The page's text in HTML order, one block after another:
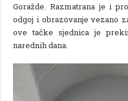
Goražde. Razmatrana je i
odgoj i obrazovanje vezano
ove tačke sjednica je
narednih dana.